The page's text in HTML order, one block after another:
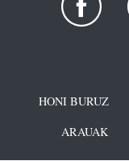
HONI BURUZ
ARAUAK